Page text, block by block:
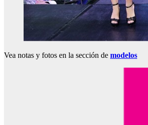
Vea notas y fotos en la sección de modelos